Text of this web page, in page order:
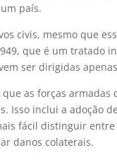
país.
civis, mesmo que
que é um tratado
ser dirigidas
as forças armadas
Isso inclui a adoção
fácil distinguir
danos colaterais.